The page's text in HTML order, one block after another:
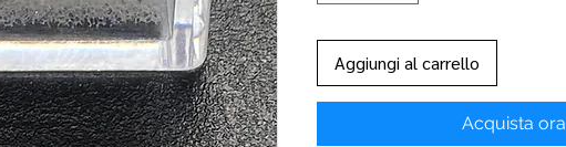
Aggiungi al carrello
Acquista ora